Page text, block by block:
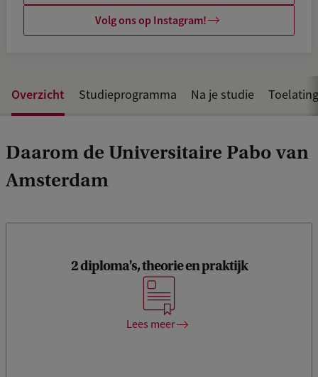
Volg ons op Instagram!
Overzicht Studieprogramma Na je studie
Daarom de Universitaire Pabo van
Amsterdam
2 diploma's, theorie en praktijk
Lees meer
Je studeert af met een diploma hbo-bachelor leraar
basisonderwijs én de wo-bachelor pedagogische
wetenschappen. Dankzij praktijkervaring én diepgaande,
academische kennis over pedagogiek en
onderwijsmethoden, sta je met een stevige basis voor de